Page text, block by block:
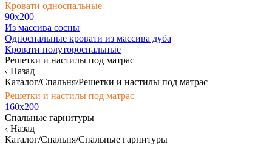
Кровати односпальные
90х200
Из массива сосны
Односпальные кровати из массива дуба
Кровати полутороспальные
Решетки и настилы под матрас
Назад
Каталог/Спальня/Решетки и настилы под матрас
Решетки и настилы под матрас
160х200
Спальные гарнитуры
Назад
Каталог/Спальня/Спальные гарнитуры